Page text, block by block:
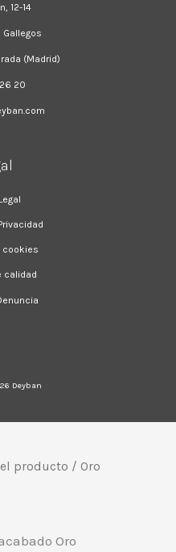
producto / Oro
Oro
12-14
Gallegos
(Madrid)
20
cookies
calidad
Deyban